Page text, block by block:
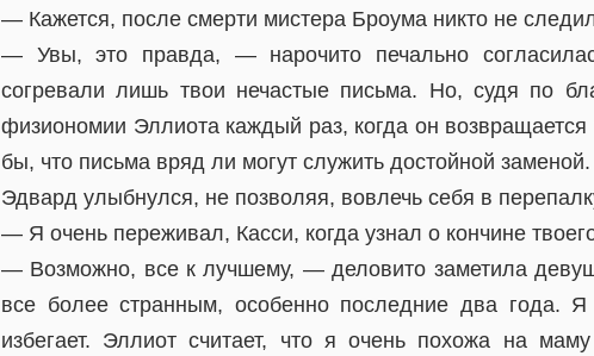
— Кажется, после смерти мистера Броума никто не
— Увы, это правда, — нарочито печально
согревали лишь твои нечастые письма. Но, судя по
физиономии Эллиота каждый раз, когда он
бы, что письма вряд ли могут служить достойной заменой.
Эдвард улыбнулся, не позволяя, вовлечь себя в
— Я очень переживал, Касси, когда узнал о кончине
— Возможно, все к лучшему, — деловито заметила
все более странным, особенно последние два года.
избегает. Эллиот считает, что я очень похожа на